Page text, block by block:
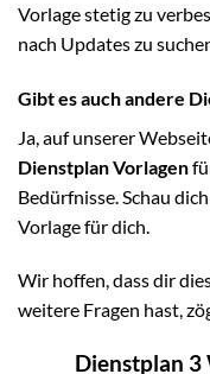
Vorlage stetig zu
nach Updates zu
Gibt es auch andere
Ja, auf unserer
Dienstplan Vorlagen
Bedürfnisse. Schau
Vorlage für dich.
Wir hoffen, dass dir
weitere Fragen hast,
Dienstplan